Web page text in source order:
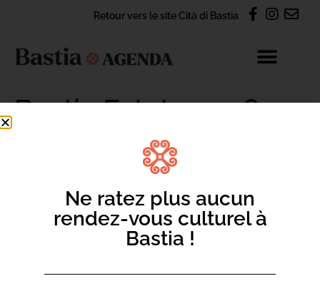
Retour vers le site Cità di Bastia
Bastia Estate 2026
CONTACT
S'abonner à la newsletter Agenda
Nous contacter par e-mail
Ne ratez plus aucun
rendez-vous culturel à
Bastia !